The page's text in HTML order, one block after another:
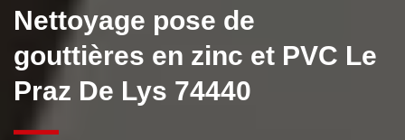
Nettoyage pose de
gouttières en zinc et PVC Le
Praz De Lys 74440